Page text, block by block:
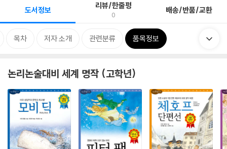
도서정보 리뷰/한줄평
0 배송/반품/교환
목차 저자 소개 관련분류 품목정보
논리논술대비 세계 명작 (고학년)